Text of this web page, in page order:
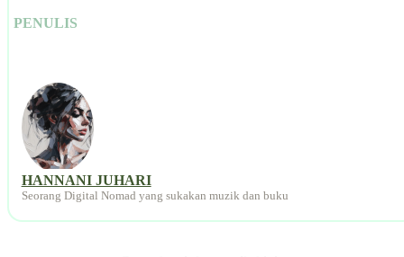
PENULIS
HANNANI JUHARI
Seorang Digital Nomad yang sukakan muzik dan buku